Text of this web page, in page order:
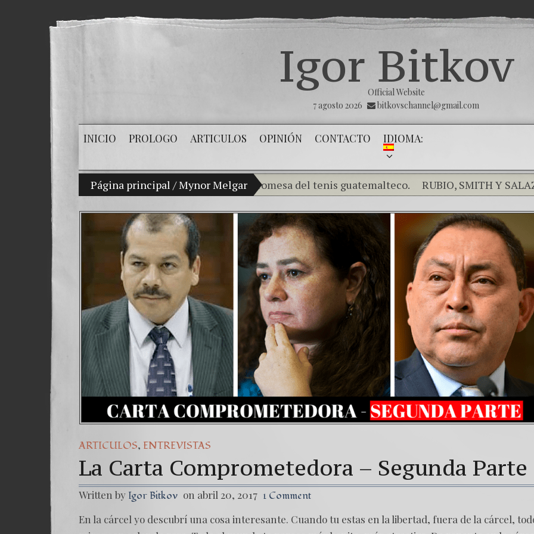
Igor Bitkov
Official Website
7 agosto 2026
bitkovschannel@gmail.com
INICIO PROLOGO ARTICULOS OPINIÓN CONTACTO IDIOMA:
Página principal /Mynor Melgar
Mi hijo Vladimir Bitkov, una promesa del tenis guatemalteco.
RUBIO, SMITH Y SALAZAR
¿Cómo el banco mafioso de Putin sigue alterando nuestro
El Día de la Victoria
Con esta injusticia todos corren
Una señal de tiempos peligrosos – Caso Bitkov por Paul
7. NUESTRA LUCHA CONTRA DICTADURA MÁS
ARTICULOS, ENTREVISTAS
La Carta Comprometedora – Segunda Parte
Written by Igor Bitkov on abril 20, 2017 1 Comment
En la cárcel yo descubrí una cosa interesante. Cuando tu estas en la libertad, fuera de la cárcel,